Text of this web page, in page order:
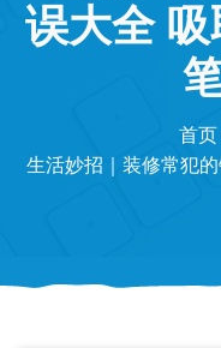
误大全
首页
生活妙招｜装修常犯